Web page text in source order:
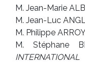
M. Jean-Marie
M. Jean-Luc
M. Philippe
M. Stéphane
INTERNATIONAL